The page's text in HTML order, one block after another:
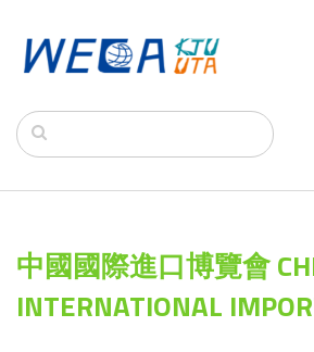
中國國際進口博覽會
INTERNATIONAL